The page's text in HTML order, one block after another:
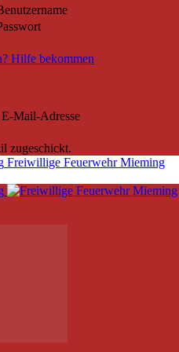
Hilfe bekommen
Mail-Adresse
zugeschickt.
Freiwillige Feuerwehr Mieming